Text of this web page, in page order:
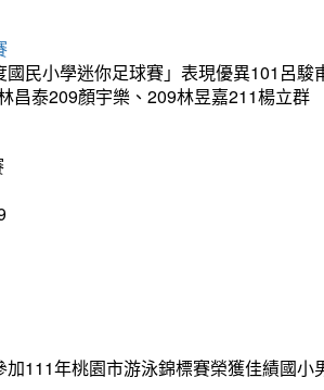
民小學迷你足球賽」表現優異101呂
昌泰209顏宇樂、209林昱嘉211楊立群
111年桃園市游泳錦標賽榮獲佳績國